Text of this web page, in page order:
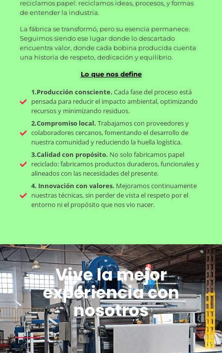
reciclamos papel: reciclamos ideas, procesos, y formas
de entender la industria.
La fábrica se transformó, pero su esencia permanece.
Seguimos siendo ese lugar donde lo descartado
encuentra valor, donde cada bobina producida cuenta
una historia de respeto, dedicación y equilibrio.
Lo que nosdefine
1.Producción consciente. Cada fase del proceso está
pensada para reducir el impacto ambiental, optimizando
recursos y minimizando residuos.
2.Compromiso local. Trabajamos con proveedores y
colaboradores cercanos, fomentando el desarrollo de
nuestra comunidad y reduciendo la huella logística.
3.Calidad con propósito. No solo fabricamos papel
reciclado: fabricamos productos duraderos, funcionales y
alineados con las necesidades del presente.
4. Innovación con valores. Mejoramos continuamente
nuestras técnicas, sin perder de vista el respeto por el
entorno ni el propósito que nos vio nacer.
Vive la mejor
experiencia con
nosotros